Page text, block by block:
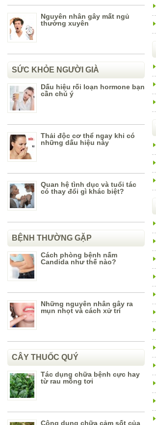
Nguyên nhân gây mất ngủ
thường xuyên
SỨC KHỎE NGƯỜI GIÀ
Dấu hiệu rối loạn hormone bạn
cần chú ý
Thải độc cơ thể ngay khi có
những dấu hiệu này
Quan hệ tình dục và tuổi tác
có thay đổi gì khác biệt?
BỆNH THƯỜNG GẶP
Cách phòng bệnh nấm
Candida như thế nào?
Những nguyên nhân gây ra
mụn nhọt và cách xử trí
CÂY THUỐC QUÝ
Tác dụng chữa bệnh cực hay
từ rau mồng tơi
Công dụng chữa cảm sốt của